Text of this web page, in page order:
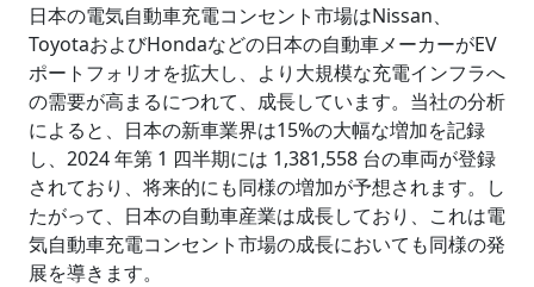
日本の電気自動車充電コンセント市場はNissan、
ToyotaおよびHondaなどの日本の自動車メーカーがEV
ポートフォリオを拡大し、より大規模な充電インフラへ
の需要が高まるにつれて、成長しています。当社の分析
によると、日本の新車業界は15%の大幅な増加を記録
し、2024 年第 1 四半期には 1,381,558 台の車両が登録
されており、将来的にも同様の増加が予想されます。し
たがって、日本の自動車産業は成長しており、これは電
気自動車充電コンセント市場の成長においても同様の発
展を導きます。